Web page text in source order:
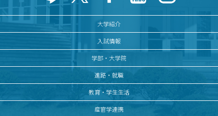
大学紹介
入試情報
学部・大学院
進路・就職
教育・学生生活
産官学連携